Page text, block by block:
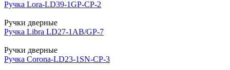
Ручка Lora-LD39-1GP-CP-2
Ручки дверные
Ручка Libra LD27-1AB/GP-7
Ручки дверные
Ручка Corona-LD23-1SN-CP-3